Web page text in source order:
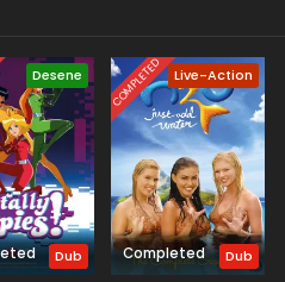
se transformă în sirene.
apei.Desene
Dub
COMPLETED Live-Action
Completed Dub